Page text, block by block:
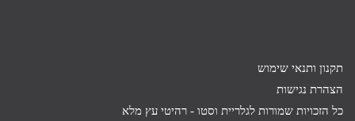
תקנון ותנאי שימוש
הצהרת נגישות
כל הזכויות שמורות לגלריית וסטו - רהיטי עץ מלא